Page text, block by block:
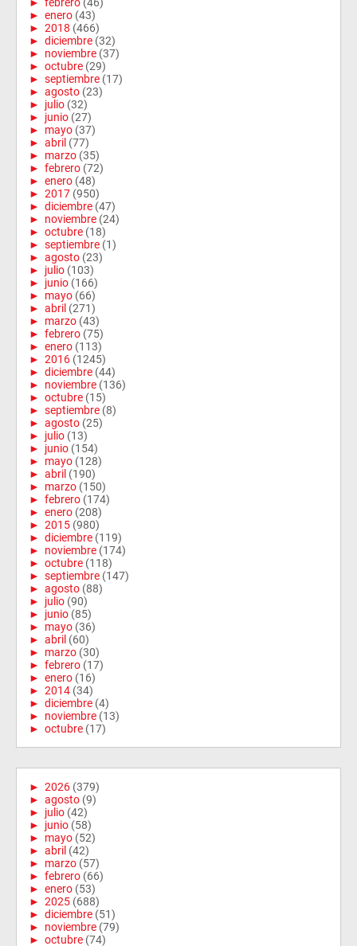
► enero (43)
► 2018 (466)
► diciembre (32)
► noviembre (37)
► octubre (29)
► septiembre (17)
► agosto (23)
► julio (32)
► junio (27)
► mayo (37)
► abril (77)
► marzo (35)
► febrero (72)
► enero (48)
► 2017 (950)
► diciembre (47)
► noviembre (24)
► octubre (18)
► septiembre (1)
► agosto (23)
► julio (103)
► junio (166)
► mayo (66)
► abril (271)
► marzo (43)
► febrero (75)
► enero (113)
► 2016 (1245)
► diciembre (44)
► noviembre (136)
► octubre (15)
► septiembre (8)
► agosto (25)
► julio (13)
► junio (154)
► mayo (128)
► abril (190)
► marzo (150)
► febrero (174)
► enero (208)
► 2015 (980)
► diciembre (119)
► noviembre (174)
► octubre (118)
► septiembre (147)
► agosto (88)
► julio (90)
► junio (85)
► mayo (36)
► abril (60)
► marzo (30)
► febrero (17)
► enero (16)
► 2014 (34)
► diciembre (4)
► noviembre (13)
► octubre (17)
► 2026 (379)
► agosto (9)
► julio (42)
► junio (58)
► mayo (52)
► abril (42)
► marzo (57)
► febrero (66)
► enero (53)
► 2025 (688)
► diciembre (51)
► noviembre (79)
► octubre (74)